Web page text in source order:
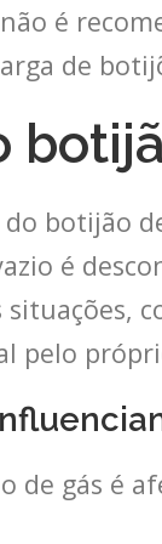
é
de
do botijão
é
situações,
pelo
de gás é